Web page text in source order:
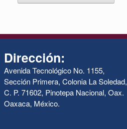
Dirección:
Avenida Tecnológico No. 1155,
Sección Primera, Colonia La Soledad,
C. P. 71602, Pinotepa Nacional, Oax.
Oaxaca, México.